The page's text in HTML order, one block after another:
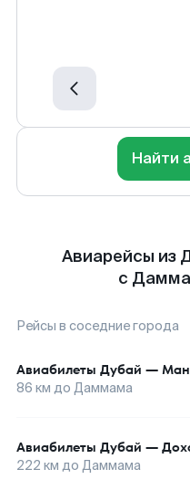
Найти
Авиарейсы из
с
Рейсы в соседние города
Авиабилеты Дубай —
86 км до Даммама
Авиабилеты Дубай —
222 км до Даммама